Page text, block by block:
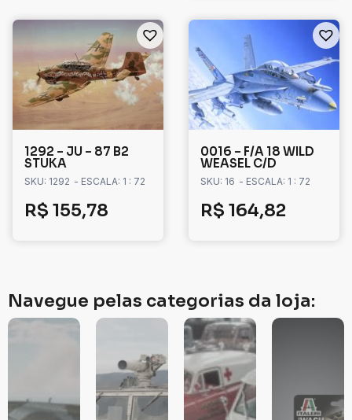
1292 – JU – 87 B2
STUKA
SKU: 1292 - ESCALA: 1 : 72
R$ 155,78
0016 – F/A 18 WILD
WEASEL C/D
SKU: 16 - ESCALA: 1 : 72
R$ 164,82
Navegue pelas categorias da loja: